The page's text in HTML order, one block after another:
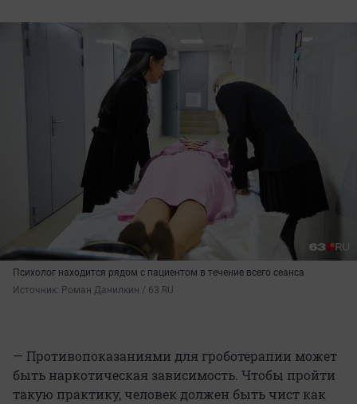
Психолог находится рядом с пациентом в течение всего сеанса
Источник: Роман Данилкин / 63.RU
— Противопоказаниями для гроботерапии может
быть наркотическая зависимость. Чтобы пройти
такую практику, человек должен быть чист как